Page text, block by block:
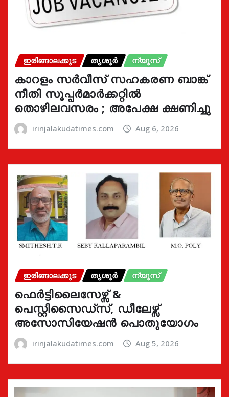
ഇരിങ്ങാലക്കുട തൃശൂർ ന്യൂസ്
കാറളം സർവീസ് സഹകരണ ബാങ്ക്
നീതി സൂപ്പർമാർക്കറ്റിൽ
തൊഴിലവസരം ; അപേക്ഷ ക്ഷണിച്ചു
irinjalakudatimes.com Aug 6, 2026
ഇരിങ്ങാലക്കുട തൃശൂർ ന്യൂസ്
ഫെർട്ടിലൈസേഴ്സ് &
പെസ്റ്റിസൈഡ്സ്, ഡീലേഴ്സ്
അസോസിയേഷൻ പൊതുയോഗം
irinjalakudatimes.com Aug 5, 2026